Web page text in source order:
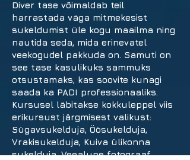
Diver tase võimaldab teil
harrastada väga mitmekesist
sukeldumist üle kogu maailma ning
nautida seda, mida erinevatel
veekogudel pakkuda on. Samuti on
see tase kasulikuks sammuks
otsustamaks, kas soovite kunagi
saada ka PADI professionaaliks.
Kursusel läbitakse kokkuleppel viis
erikursust järgmisest valikust:
Sügavsukelduja, Öösukelduja,
Vrakisukelduja, Kuiva ülikonna
sukelduja, Veealune fotograaf